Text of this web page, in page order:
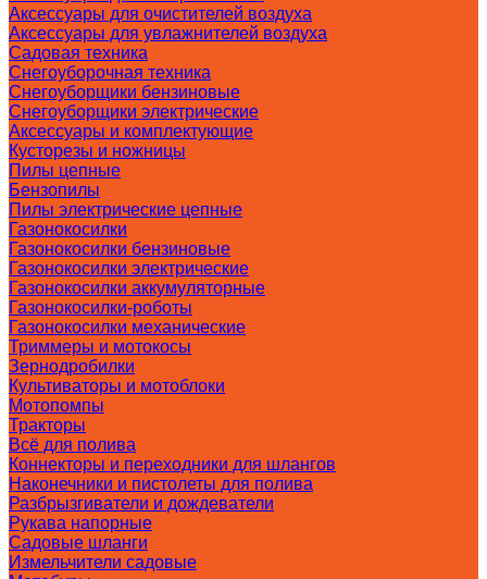
Аксессуары для очистителей воздуха
Аксессуары для увлажнителей воздуха
Садовая техника
Снегоуборочная техника
Снегоуборщики бензиновые
Снегоуборщики электрические
Аксессуары и комплектующие
Кусторезы и ножницы
Пилы цепные
Бензопилы
Пилы электрические цепные
Газонокосилки
Газонокосилки бензиновые
Газонокосилки электрические
Газонокосилки аккумуляторные
Газонокосилки-роботы
Газонокосилки механические
Триммеры и мотокосы
Зернодробилки
Культиваторы и мотоблоки
Мотопомпы
Тракторы
Всё для полива
Коннекторы и переходники для шлангов
Наконечники и пистолеты для полива
Разбрызгиватели и дождеватели
Рукава напорные
Садовые шланги
Измельчители садовые